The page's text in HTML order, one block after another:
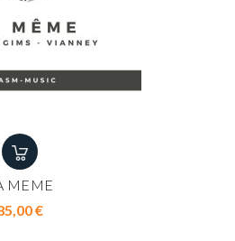
MEME
€Prix